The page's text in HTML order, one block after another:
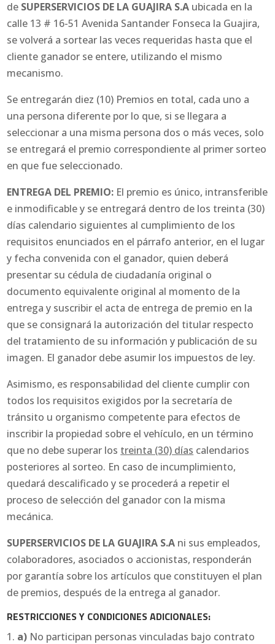
de SUPERSERVICIOS DE LA GUAJIRA S.A ubicada en la
calle 13 # 16-51 Avenida Santander Fonseca la Guajira,
se volverá a sortear las veces requeridas hasta que el
cliente ganador se entere, utilizando el mismo
mecanismo.
Se entregarán diez (10) Premios en total, cada uno a
una persona diferente por lo que, si se llegara a
seleccionar a una misma persona dos o más veces, solo
se entregará el premio correspondiente al primer sorteo
en que fue seleccionado.
ENTREGA DEL PREMIO: El premio es único, intransferible
e inmodificable y se entregará dentro de los treinta (30)
días calendario siguientes al cumplimiento de los
requisitos enunciados en el párrafo anterior, en el lugar
y fecha convenida con el ganador, quien deberá
presentar su cédula de ciudadanía original o
documento equivalente original al momento de la
entrega y suscribir el acta de entrega de premio en la
que se consignará la autorización del titular respecto
del tratamiento de su información y publicación de su
imagen. El ganador debe asumir los impuestos de ley.
Asimismo, es responsabilidad del cliente cumplir con
todos los requisitos exigidos por la secretaría de
tránsito u organismo competente para efectos de
inscribir la propiedad sobre el vehículo, en un término
que no debe superar los treinta (30) días calendarios
posteriores al sorteo. En caso de incumplimiento,
quedará descalificado y se procederá a repetir el
proceso de selección del ganador con la misma
mecánica.
SUPERSERVICIOS DE LA GUAJIRA S.A ni sus empleados,
colaboradores, asociados o accionistas, responderán
por garantía sobre los artículos que constituyen el plan
de premios, después de la entrega al ganador.
RESTRICCIONES Y CONDICIONES ADICIONALES:
a) No participan personas vinculadas bajo contrato